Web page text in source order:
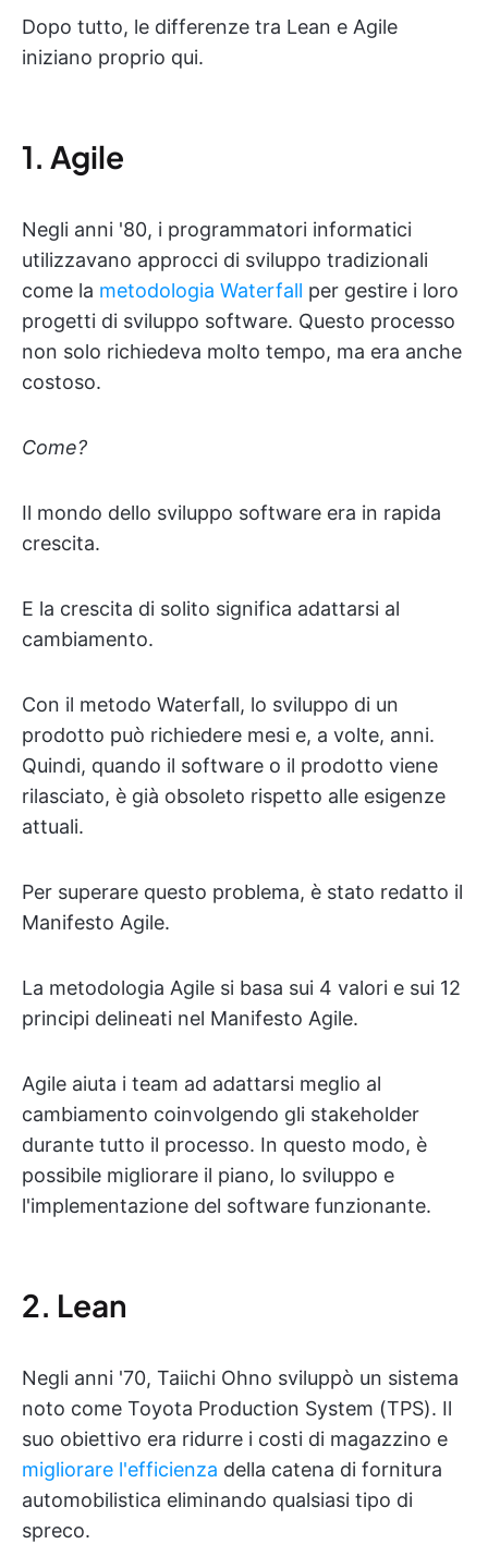
Dopo tutto, le differenze tra Lean e Agile
iniziano proprio qui.
1. Agile
Negli anni '80, i programmatori informatici
utilizzavano approcci di sviluppo tradizionali
come la metodologia Waterfall per gestire i loro
progetti di sviluppo software. Questo processo
non solo richiedeva molto tempo, ma era anche
costoso.
Come?
Il mondo dello sviluppo software era in rapida
crescita.
E la crescita di solito significa adattarsi al
cambiamento.
Con il metodo Waterfall, lo sviluppo di un
prodotto può richiedere mesi e, a volte, anni.
Quindi, quando il software o il prodotto viene
rilasciato, è già obsoleto rispetto alle esigenze
attuali.
Per superare questo problema, è stato redatto il
Manifesto Agile.
La metodologia Agile si basa sui 4 valori e sui 12
principi delineati nel Manifesto Agile.
Agile aiuta i team ad adattarsi meglio al
cambiamento coinvolgendo gli stakeholder
durante tutto il processo. In questo modo, è
possibile migliorare il piano, lo sviluppo e
l'implementazione del software funzionante.
2. Lean
Negli anni '70, Taiichi Ohno sviluppò un sistema
noto come Toyota Production System (TPS). Il
suo obiettivo era ridurre i costi di magazzino e
migliorare l'efficienza della catena di fornitura
automobilistica eliminando qualsiasi tipo di
spreco.